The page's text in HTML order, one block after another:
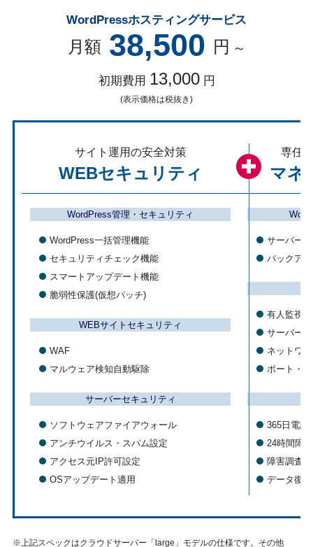
WordPressホスティングサービス
月額 38,500 円 ～
初期費用 13,000円
(表示価格は税抜き)
サイト運用の安全対策
WEBセキュリティ
WordPress管理・セキュリティ
WordPress一括管理機能
セキュリティチェック機能
スマートアップデート機能
脆弱性保護(仮想パッチ)
WEBサイトセキュリティ
WAF
マルウェア検知自動駆除
サーバーセキュリティ
ソフトウェアファイアウォール
アンチウイルス・スパム設定
アクセス元IP許可設定
OSアップデート適用
専任
マネ
サーバー
バックア
有人監視
サーバー
ネットワ
ポート・
365日電話
24時間障
障害調査
データ復旧
上記スペックはクラウドサーバー「large」モデルの仕様です。その他